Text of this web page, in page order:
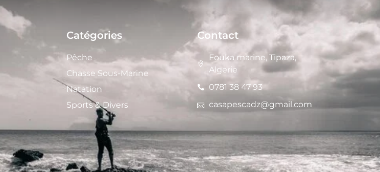
Catégories
Pêche
Chasse Sous-Marine
Natation
Sports & Divers
Contact
Fouka marine, Tipaza,
Algerie
0781 38 47 93
casapescadz@gmail.com